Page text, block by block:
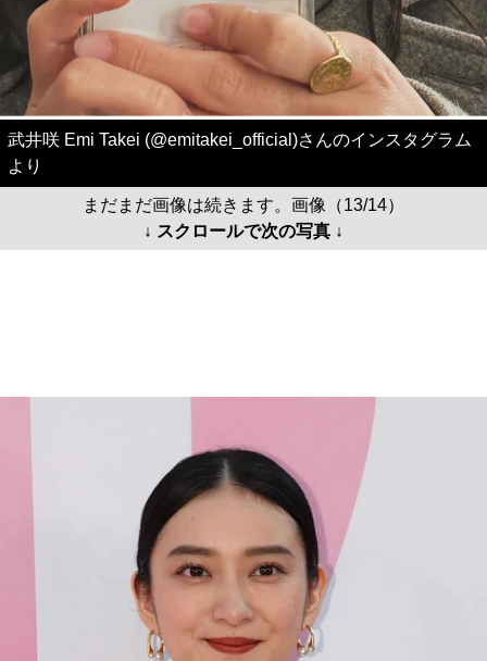
武井咲 Emi Takei (@emitakei_official)さんのインスタグラム
より
まだまだ画像は続きます。画像（13/14）
↓ スクロールで次の写真 ↓